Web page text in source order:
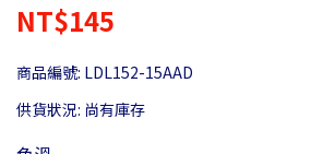
NT$145
商品編號: LDL152-15AAD
供貨狀況: 尚有庫存